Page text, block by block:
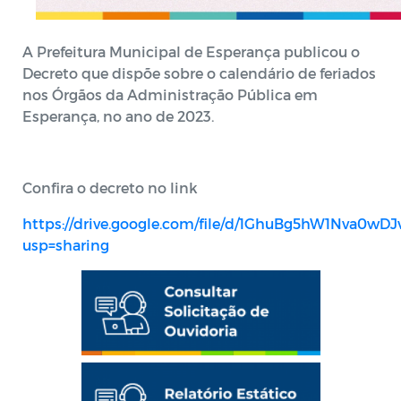
A Prefeitura Municipal de Esperança publicou o
Decreto que dispõe sobre o calendário de feriados
nos Órgãos da Administração Pública em
Esperança, no ano de 2023.
Confira o decreto no link
https://drive.google.com/file/d/
usp=sharing